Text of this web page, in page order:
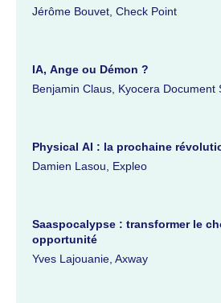
Jérôme Bouvet, Check Point
IA, Ange ou Démon ?
Benjamin Claus, Kyocera Document
Physical AI : la prochaine
Damien Lasou, Expleo
Saaspocalypse : transformer le
opportunité
Yves Lajouanie, Axway